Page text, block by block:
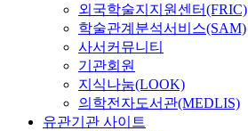
외국학술지지원센터(FRIC)
학술관계분석서비스(SAM)
사서커뮤니티
기관회원
지식나눔(LOOK)
의학전자도서관(MEDLIS)
유관기관 사이트